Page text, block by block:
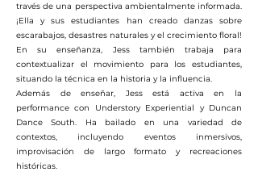
través de una perspectiva ambientalmente informada.
¡Ella y sus estudiantes han creado danzas sobre
escarabajos, desastres naturales y el crecimiento floral!
En su enseñanza, Jess también trabaja para
contextualizar el movimiento para los estudiantes,
situando la técnica en la historia y la influencia.
Además de enseñar, Jess está activa en la
performance con Understory Experiential y Duncan
Dance South. Ha bailado en una variedad de
contextos, incluyendo eventos inmersivos,
improvisación de largo formato y recreaciones
históricas.